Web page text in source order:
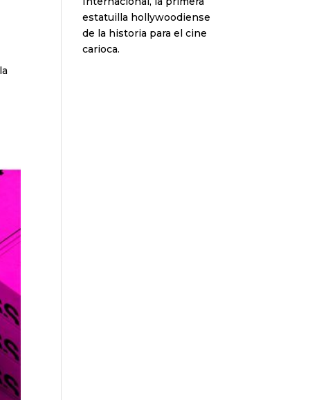
estatuilla hollywoodiense
de la historia para el cine
carioca.